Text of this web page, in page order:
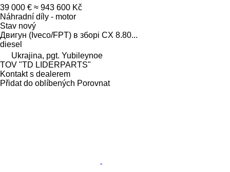
39 000 € ≈ 943 600 Kč
Náhradní díly - motor
Stav nový
Двигун (Iveco/FPT) в зборі CX 8.80...
diesel
Ukrajina, pgt. Yubileynoe
TOV "TD LIDERPARTS"
Kontakt s dealerem
Přidat do oblíbených Porovnat